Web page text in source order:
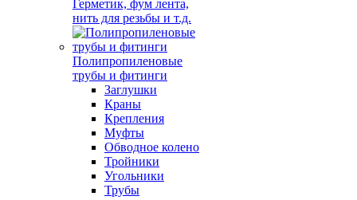
Герметик, фум лента,
нить для резьбы и т.д.
Полипропиленовые
трубы и фитинги
Заглушки
Краны
Крепления
Муфты
Обводное колено
Тройники
Угольники
Трубы